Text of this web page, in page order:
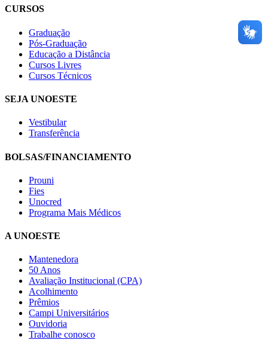
CURSOS
Graduação
Pós-Graduação
Educação a Distância
Cursos Livres
Cursos Técnicos
SEJA UNOESTE
Vestibular
Transferência
BOLSAS/FINANCIAMENTO
Prouni
Fies
Unocred
Programa Mais Médicos
A UNOESTE
Mantenedora
50 Anos
Avaliação Institucional (CPA)
Acolhimento
Prêmios
Campi Universitários
Ouvidoria
Trabalhe conosco